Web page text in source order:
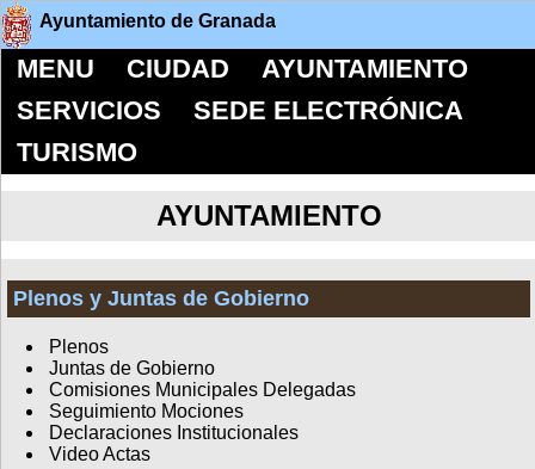
Ayuntamiento de Granada
MENU CIUDAD
AYUNTAMIENTO
SERVICIOS
SEDE ELECTRÓNICA
TURISMO
AYUNTAMIENTO
Plenos y Juntas de Gobierno
Plenos
Juntas de Gobierno
Comisiones Municipales Delegadas
Seguimiento Mociones
Declaraciones Institucionales
Video Actas